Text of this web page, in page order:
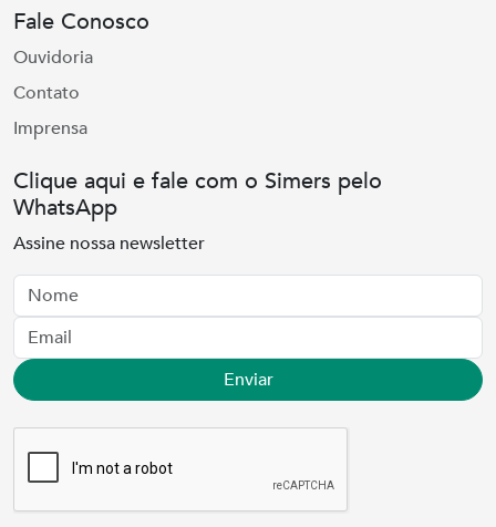
Fale Conosco
Ouvidoria
Contato
Imprensa
Clique aqui e fale com o Simers pelo
WhatsApp
Assine nossa newsletter
Nome
Email
Enviar